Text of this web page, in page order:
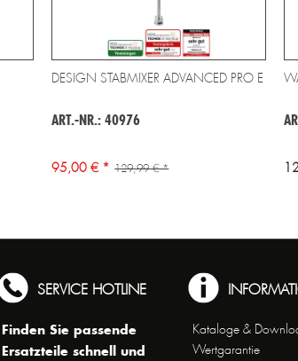
DESIGN STABMIXER ADVANCED PRO E
ART.-NR.: 40976
95,00 € * 129,99 € *
SERVICE HOTLINE
Finden Sie passende
Ersatzteile schnell und
Kataloge &
Wertgarantie